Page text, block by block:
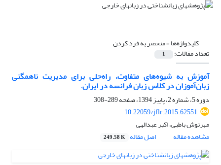
کلیدواژه‌ها =منحصر به فرد کردن
تعداد مقالات: 1
آموزش به شیوه‌های متفاوت، راه‌حلی برای مدیریت ناهمگنی
زبان‌آموزان در کلاس زبان فرانسه در ایران.
دوره 5، شماره 2، پاییز 1394، صفحه
289-308
10.22059/jflr.2015.62551
مهرنوش باطبی، اکبر عبدالهی
مشاهده مقاله
اصل مقاله 249.58 K